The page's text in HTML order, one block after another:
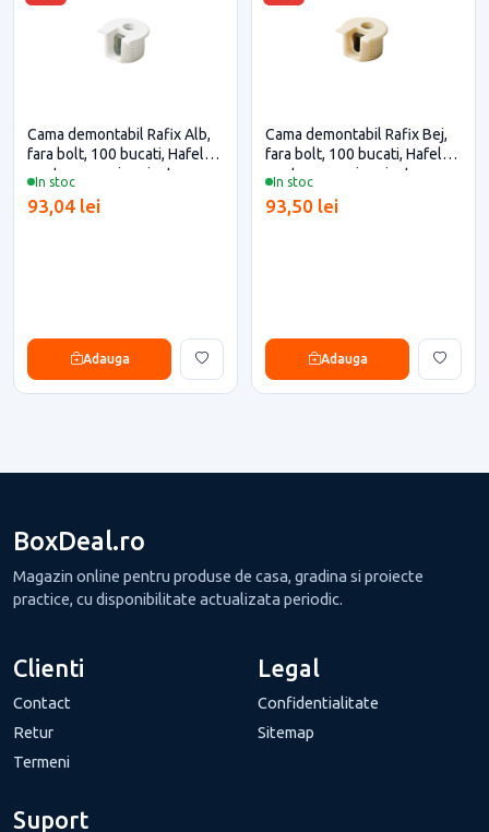
In stoc
Cama demontabil Rafix Alb,
fara bolt, 100 bucati, Hafele
pentru casa si proiecte
93,04 lei
Adauga
In stoc
Cama demontabil Rafix Bej,
fara bolt, 100 bucati, Hafele
pentru casa si proiecte
93,50 lei
Adauga
BoxDeal.ro
Magazin online pentru produse de casa, gradina si proiecte
practice, cu disponibilitate actualizata periodic.
Clienti
Contact
Retur
Termeni
Legal
Confidentialitate
Sitemap
Suport